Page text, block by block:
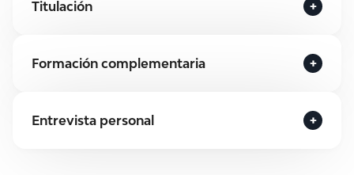
Titulación
Formación complementaria
Entrevista personal